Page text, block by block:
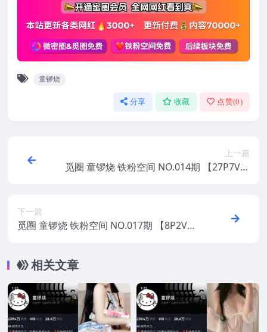
童锣烧
分享 收藏 点赞(0)
上一篇
觅圈 童锣烧 铁粉空间 NO.014期 【27P7V】
下一篇
觅圈 童锣烧 铁粉空间 NO.017期 【8P2V】2
相关文章